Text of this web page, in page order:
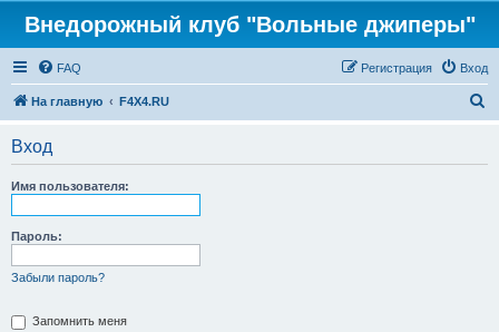
Внедорожный клуб "Вольные джиперы"
FAQ Вход
Регистрация
На главную F4X4.RU
Вход
Имя пользователя:
Пароль:
Забыли пароль?
Запомнить меня